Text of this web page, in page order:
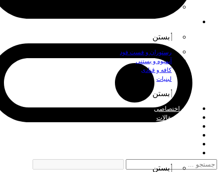
بستن
رستوران و فست فود
آبمیوه و بستنی
کافه و قنادی
لبنیات
بستن
چاپ اختصاصی
اخبار و مقالات
بستن